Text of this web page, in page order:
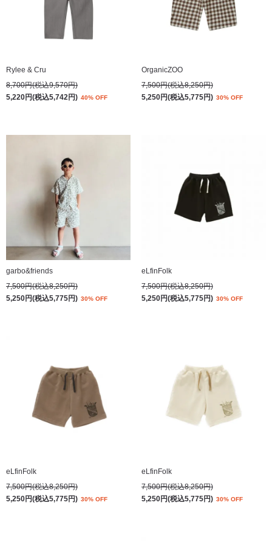
Rylee & Cru
8,700円(税込9,570円)
5,220円(税込5,742円) 40% OFF
OrganicZOO
7,500円(税込8,250円)
5,250円(税込5,775円) 30% OFF
garbo&friends
7,500円(税込8,250円)
5,250円(税込5,775円) 30% OFF
eLfinFolk
7,500円(税込8,250円)
5,250円(税込5,775円) 30% OFF
eLfinFolk
7,500円(税込8,250円)
5,250円(税込5,775円) 30% OFF
eLfinFolk
7,500円(税込8,250円)
5,250円(税込5,775円) 30% OFF